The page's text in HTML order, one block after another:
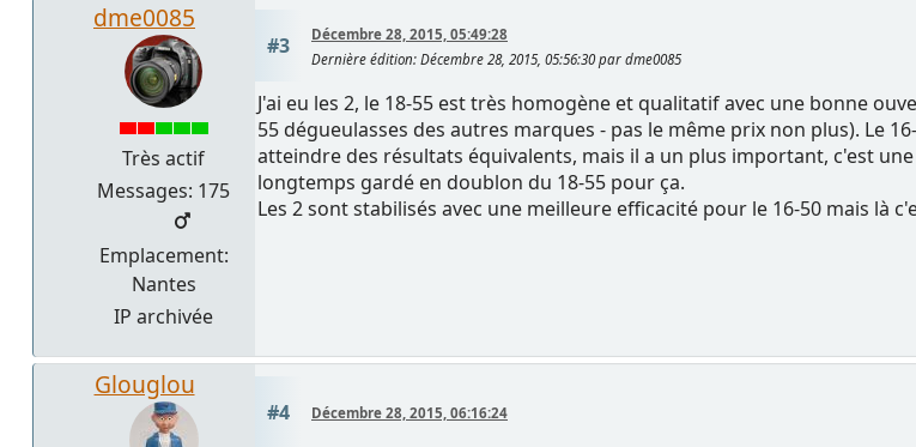
dme0085
Très actif
Messages: 175
Emplacement:
Nantes
IP archivée
#3
Décembre 28, 2015, 05:49:28
Dernière édition: Décembre 28, 2015, 05:56:30 par dme0085
J'ai eu les 2, le 18-55 est très homogène et qualitatif avec une bonne
55 dégueulasses des autres marques - pas le même prix non plus). Le
atteindre des résultats équivalents, mais il a un plus important, c'est
longtemps gardé en doublon du 18-55 pour ça.
Les 2 sont stabilisés avec une meilleure efficacité pour le 16-50 mais là
Glouglou
#4 Décembre 28, 2015, 06:16:24